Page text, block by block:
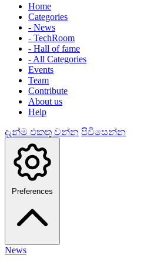
Home
Categories
- News
- TechRoom
- Hall of fame
- All Categories
Events
Team
Contribute
About us
Help
දැන්ම එකතු වන්න පිවිසෙන්න
Preferences
News